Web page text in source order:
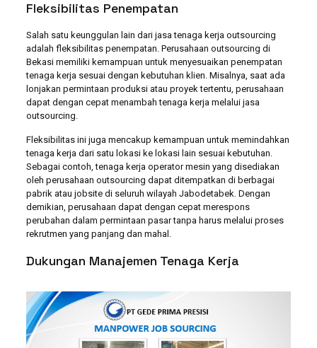
Fleksibilitas Penempatan
Salah satu keunggulan lain dari jasa tenaga kerja outsourcing
adalah fleksibilitas penempatan. Perusahaan outsourcing di
Bekasi memiliki kemampuan untuk menyesuaikan penempatan
tenaga kerja sesuai dengan kebutuhan klien. Misalnya, saat ada
lonjakan permintaan produksi atau proyek tertentu, perusahaan
dapat dengan cepat menambah tenaga kerja melalui jasa
outsourcing.
Fleksibilitas ini juga mencakup kemampuan untuk memindahkan
tenaga kerja dari satu lokasi ke lokasi lain sesuai kebutuhan.
Sebagai contoh, tenaga kerja operator mesin yang disediakan
oleh perusahaan outsourcing dapat ditempatkan di berbagai
pabrik atau jobsite di seluruh wilayah Jabodetabek. Dengan
demikian, perusahaan dapat dengan cepat merespons
perubahan dalam permintaan pasar tanpa harus melalui proses
rekrutmen yang panjang dan mahal.
Dukungan Manajemen Tenaga Kerja